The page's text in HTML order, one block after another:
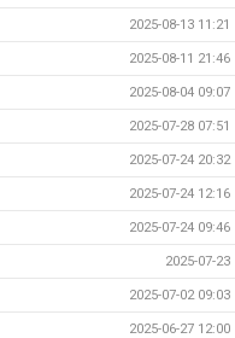
2025-08-13 11:21
2025-08-11 21:46
2025-08-04 09:07
2025-07-28 07:51
2025-07-24 20:32
2025-07-24 12:16
2025-07-24 09:46
2025-07-23
2025-07-02 09:03
2025-06-27 12:00